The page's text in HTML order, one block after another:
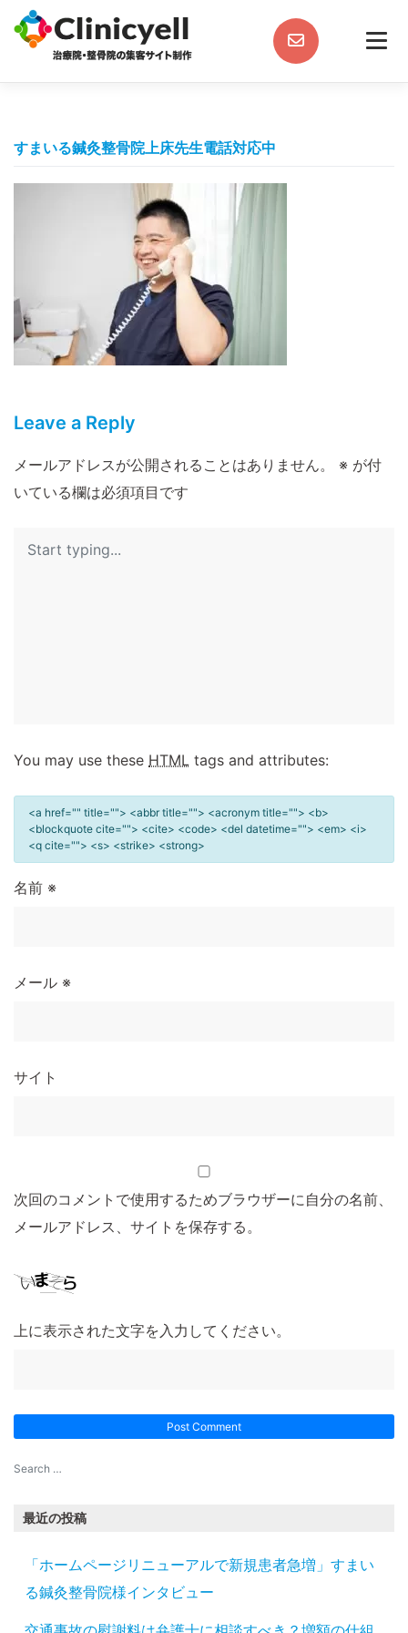
content
すまいる鍼灸整骨院上床先生電話対応中
Leave a Reply
メールアドレスが公開されることはありません。 ※ が付
いている欄は必須項目です
You may use these HTML tags and attributes:
<a href="" title=""> <abbr title=""> <acronym title=""> <b>
<blockquote cite=""> <cite> <code> <del datetime=""> <em> <i>
<q cite=""> <s> <strike> <strong>
名前 ※
メール ※
サイト
次回のコメントで使用するためブラウザーに自分の名前、
メールアドレス、サイトを保存する。
上に表示された文字を入力してください。
最近の投稿
「ホームページリニューアルで新規患者急増」すまい
る鍼灸整骨院様インタビュー